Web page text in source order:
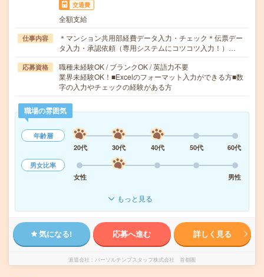
交通費
全額支給
仕事内容
＊マンション共用部経費データ入力・チェック＊伝票デー
タ入力・承認依頼（専用システムにコツコツ入力！）…
応募資格
職種未経験OK / ブランクOK / 英語力不要
業界未経験OK！■Excelのフォーマット入力ができる方■数
字の入力やチェックの経験がある方
職場の雰囲気
年齢層
20代
30代 40代 50代
60代
男女比率
女性
男性
もっと見る
気になる! 応募へ進む 詳しく見る
派遣会社 パーソルテンプスタッフ株式会社 首都圏